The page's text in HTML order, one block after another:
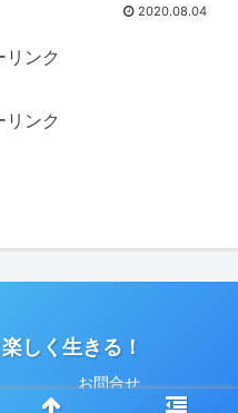
2020.08.04
リンク
リンク
しく生きる！
お問合せ